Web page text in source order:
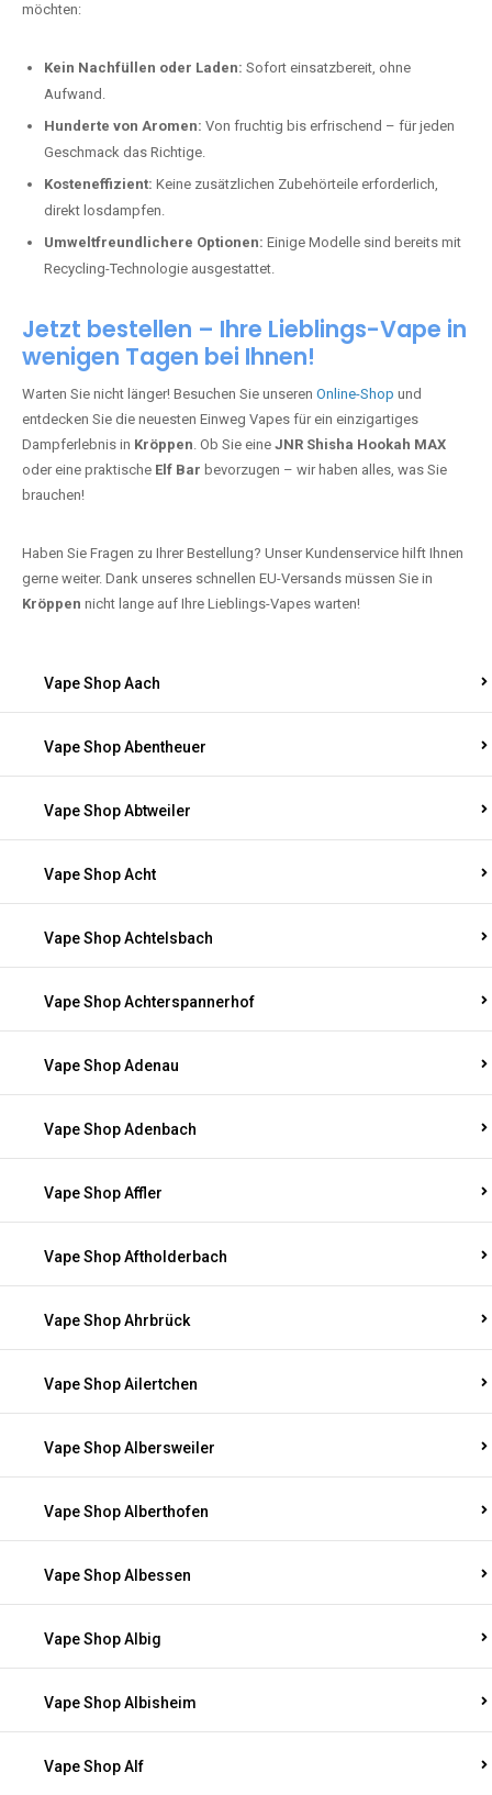
möchten:
Kein Nachfüllen oder Laden: Sofort einsatzbereit, ohne
Aufwand.
Hunderte von Aromen: Von fruchtig bis erfrischend – für jeden
Geschmack das Richtige.
Kosteneffizient: Keine zusätzlichen Zubehörteile erforderlich,
direkt losdampfen.
Umweltfreundlichere Optionen: Einige Modelle sind bereits mit
Recycling-Technologie ausgestattet.
Jetzt bestellen – Ihre Lieblings-Vape in
wenigen Tagen bei Ihnen!
Warten Sie nicht länger! Besuchen Sie unseren Online-Shop und
entdecken Sie die neuesten Einweg Vapes für ein einzigartiges
Dampferlebnis in Kröppen. Ob Sie eine JNR Shisha Hookah MAX
oder eine praktische Elf Bar bevorzugen – wir haben alles, was Sie
brauchen!
Haben Sie Fragen zu Ihrer Bestellung? Unser Kundenservice hilft Ihnen
gerne weiter. Dank unseres schnellen EU-Versands müssen Sie in
Kröppen nicht lange auf Ihre Lieblings-Vapes warten!
Vape Shop Aach
Vape Shop Abentheuer
Vape Shop Abtweiler
Vape Shop Acht
Vape Shop Achtelsbach
Vape Shop Achterspannerhof
Vape Shop Adenau
Vape Shop Adenbach
Vape Shop Affler
Vape Shop Aftholderbach
Vape Shop Ahrbrück
Vape Shop Ailertchen
Vape Shop Albersweiler
Vape Shop Alberthofen
Vape Shop Albessen
Vape Shop Albig
Vape Shop Albisheim
Vape Shop Alf